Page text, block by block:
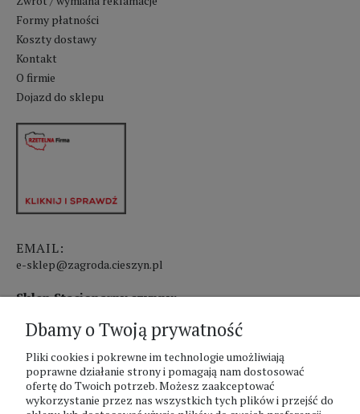
Formy płatności
Koszty dostawy
Kontakt
O firmie
Dojazd do sklepu
EMAIL:
e-sklep@zagroda.cieszyn.pl
Sklep Stacjonarny czynny:
pon.-pt. 8:00 - 17:00
sobota 8:00 - 13:00
PHU Zagroda A.Szlaur
Dbamy o Twoją prywatność
Pliki cookies i pokrewne im technologie umożliwiają
poprawne działanie strony i pomagają nam dostosować
ofertę do Twoich potrzeb. Możesz zaakceptować
wykorzystanie przez nas wszystkich tych plików i przejść do